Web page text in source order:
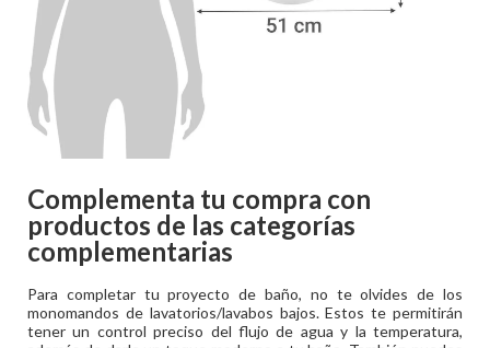
Complementa tu compra con
productos de las categorías
complementarias
Para completar tu proyecto de baño, no te olvides de los
monomandos de lavatorios/lavabos bajos. Estos te permitirán
tener un control preciso del flujo de agua y la temperatura,